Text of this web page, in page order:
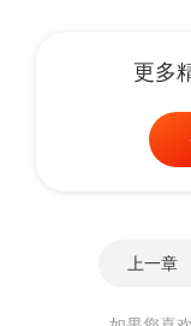
更多
上一章